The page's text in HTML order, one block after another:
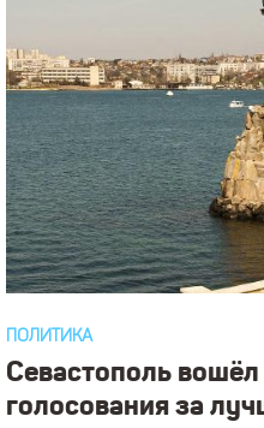
ПОЛИТИКА
​Севастополь
голосования за